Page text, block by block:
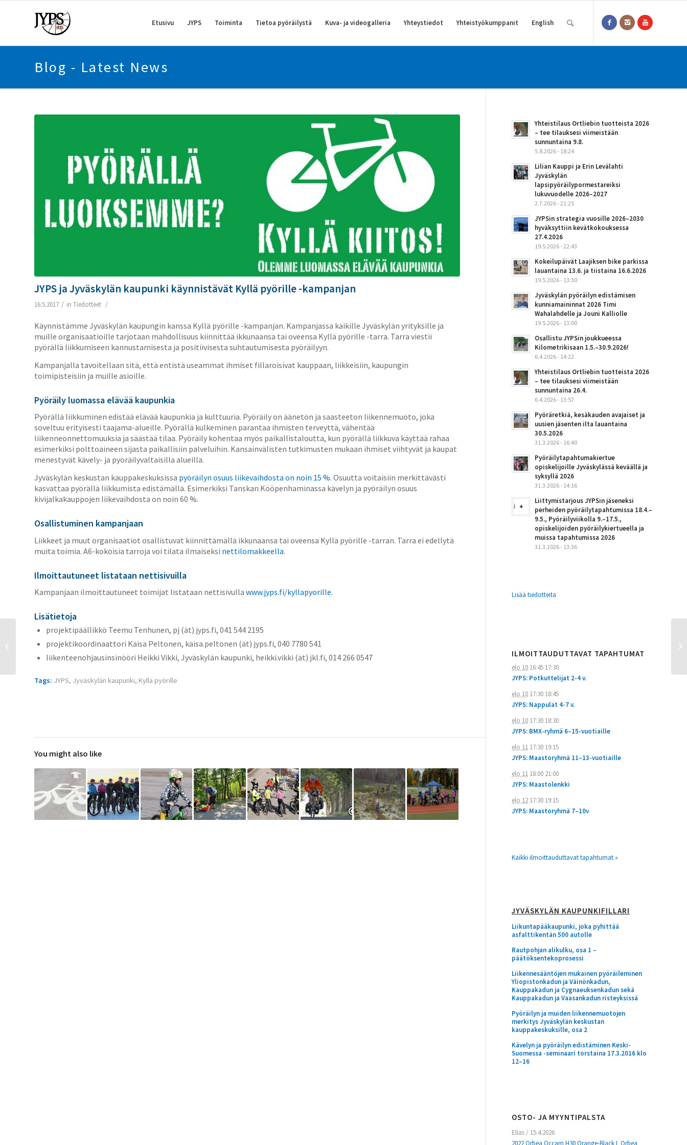
Etusivu JYPS Toiminta Tietoa pyöräilystä Kuva- ja videogalleria Yhteystiedot Yhteistyökumppanit English
Blog - Latest News
JYPS ja Jyväskylän kaupunki käynnistävät Kyllä pyörille -kampanjan
16.5.2017 / in Tiedotteet /
Käynnistämme Jyväskylän kaupungin kanssa Kyllä pyörille -kampanjan. Kampanjassa kaikille Jyväskylän yrityksille ja
muille organisaatioille tarjotaan mahdollisuus kiinnittää ikkunaansa tai oveensa Kyllä pyörille -tarra. Tarra viestii
pyörällä liikkumiseen kannustamisesta ja positiivisesta suhtautumisesta pyöräilyyn.
Kampanjalla tavoitellaan sitä, että entistä useammat ihmiset fillaroisivat kauppaan, liikkeisiin, kaupungin
toimipisteisiin ja muille asioille.
Pyöräily luomassa elävää kaupunkia
Pyörällä liikkuminen edistää elävää kaupunkia ja kulttuuria. Pyöräily on äänetön ja saasteeton liikennemuoto, joka
soveltuu erityisesti taajama-alueille. Pyörällä kulkeminen parantaa ihmisten terveyttä, vähentää
liikenneonnettomuuksia ja säästää tilaa. Pyöräily kohentaa myös paikallistaloutta, kun pyörällä liikkuva käyttää rahaa
esimerkiksi polttoaineen sijasta paikallisiin palveluihin. Kansainvälisten tutkimusten mukaan ihmiset viihtyvät ja kaupat
menestyvät kävely- ja pyöräilyvaltaisilla alueilla.
Jyväskylän keskustan kauppakeskuksissa pyöräilyn osuus liikevaihdosta on noin 15 %. Osuutta voitaisiin merkittävästi
kasvattaa pyörällä liikkumista edistämällä. Esimerkiksi Tanskan Kööpenhaminassa kävelyn ja pyöräilyn osuus
kivijalkakauppojen liikevaihdosta on noin 60 %.
Osallistuminen kampanjaan
Liikkeet ja muut organisaatiot osallistuvat kiinnittämällä ikkunaansa tai oveensa Kyllä pyörille -tarran. Tarra ei edellytä
muita toimia. A6-kokoisia tarroja voi tilata ilmaiseksi nettilomakkeella.
Ilmoittautuneet listataan nettisivuilla
Kampanjaan ilmoittautuneet toimijat listataan nettisivulla www.jyps.fi/kyllapyorille.
Lisätietoja
projektipäällikkö Teemu Tenhunen, pj (ät) jyps.fi, 041 544 2195
projektikoordinaattori Kaisa Peltonen, kaisa.peltonen (ät) jyps.fi, 040 7780 541
liikenteenohjausinsinööri Heikki Vikki, Jyväskylän kaupunki, heikki.vikki (ät) jkl.fi, 014 266 0547
Tags: JYPS, Jyväskylän kaupunki, Kyllä pyörille
You might also like
Yhteistilaus Ortliebin tuotteista 2026
– tee tilauksesi viimeistään
sunnuntaina 9.8.
5.8.2026 - 18:24
Lilian Kauppi ja Erin Levälahti
Jyväskylän
lapsipyöräilypormestareiksi
lukuvuodelle 2026–2027
2.7.2026 - 21:25
JYPSin strategia vuosille 2026–2030
hyväksyttiin kevätkokouksessa
27.4.2026
19.5.2026 - 22:43
Kokeilupäivät Laajiksen bike parkissa
lauantaina 13.6. ja tiistaina 16.6.2026
19.5.2026 - 13:30
Jyväskylän pyöräilyn edistämisen
kunniamaininnat 2026 Timi
Wahalahdelle ja Jouni Kalliolle
19.5.2026 - 11:00
Osallistu JYPSin joukkueessa
Kilometrikisaan 1.5.–30.9.2026!
6.4.2026 - 14:22
Yhteistilaus Ortliebin tuotteista 2026
– tee tilauksesi viimeistään
sunnuntaina 26.4.
6.4.2026 - 13:57
Pyöräretkiä, kesäkauden avajaiset ja
uusien jäsenten ilta lauantaina
30.5.2026
31.3.2026 - 16:40
Pyöräilytapahtumakiertue
opiskelijoille Jyväskylässä keväällä ja
syksyllä 2026
31.3.2026 - 14:16
Liittymistarjous JYPSin jäseneksi
perheiden pyöräilytapahtumissa 18.4.–
9.5., Pyöräilyviikolla 9.–17.5.,
opiskelijoiden pyöräilykiertueella ja
muissa tapahtumissa 2026
31.3.2026 - 13:36
Lisää tiedotteita
ILMOITTAUDUTTAVAT TAPAHTUMAT
elo 10 16:45 17:30
JYPS: Potkuttelijat 2-4 v.
elo 10 17:30 18:45
JYPS: Nappulat 4-7 v.
elo 10 17:30 18:30
JYPS: BMX-ryhmä 6–15-vuotiaille
elo 11 17:30 19:15
JYPS: Maastoryhmä 11–13-vuotiaille
elo 11 18:00 21:00
JYPS: Maastolenkki
elo 12 17:30 19:15
JYPS: Maastoryhmä 7–10v
Kaikki ilmoittauduttavat tapahtumat »
JYVÄSKYLÄN KAUPUNKIFILLARI
Liikuntapääkaupunki, joka pyhittää
asfalttikentän 500 autolle
Rautpohjan alikulku, osa 1 –
päätöksentekoprosessi
Liikennesääntöjen mukainen pyöräileminen
Yliopistonkadun ja Väinönkadun,
Kauppakadun ja Cygnaeuksenkadun sekä
Kauppakadun ja Vaasankadun risteyksissä
Pyöräilyn ja muiden liikennemuotojen
merkitys Jyväskylän keskustan
kauppakeskuksille, osa 2
Kävelyn ja pyöräilyn edistäminen Keski-
Suomessa -seminaari torstaina 17.3.2016 klo
12–16
OSTO- JA MYYNTIPALSTA
Elias / 15.4.2026
2022 Orbea Occam H30 Orange-Black L Orbea
Jyväskylän pyöräilyn
edistämisen
kunniamaininnat 2017